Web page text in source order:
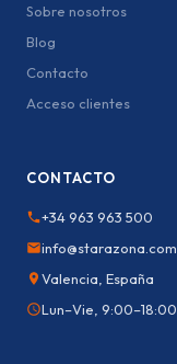
Sobre nosotros
Blog
Contacto
Acceso clientes
CONTACTO
+34 963 963 500
info@starazona.com
Valencia, España
Lun–Vie, 9:00–18:00